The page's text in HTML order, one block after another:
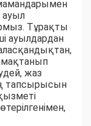
ауыл
Тұрақты
ауылдардан
жаз
тапсырысын